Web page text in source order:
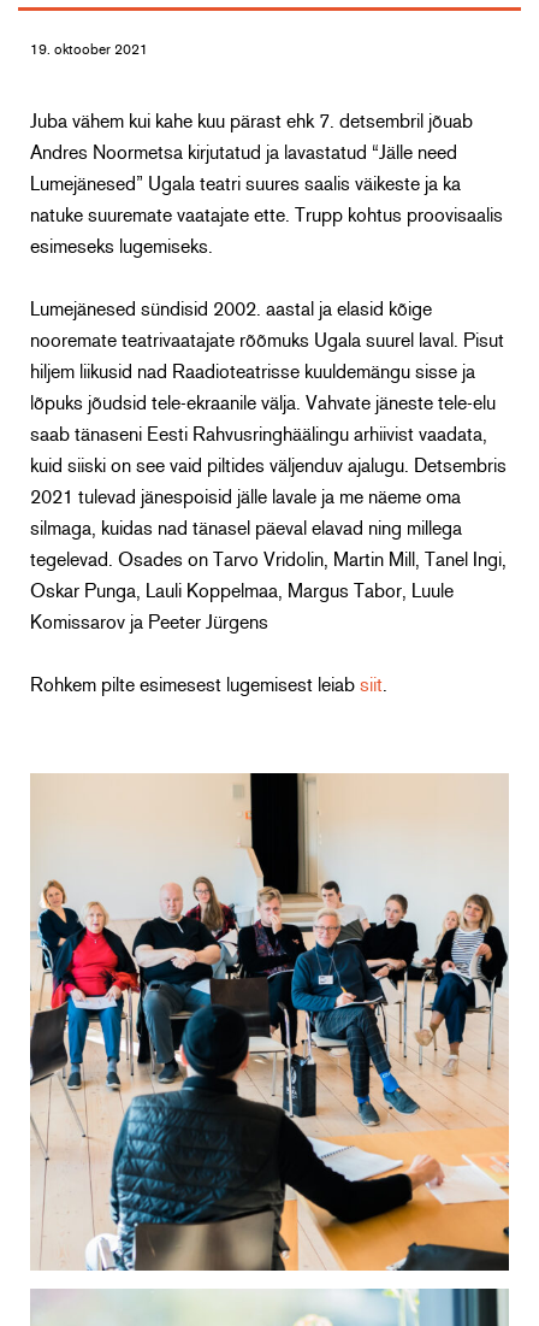
19. oktoober 2021
Juba vähem kui kahe kuu pärast ehk 7. detsembril jõuab
Andres Noormetsa kirjutatud ja lavastatud “Jälle need
Lumejänesed” Ugala teatri suures saalis väikeste ja ka
natuke suuremate vaatajate ette. Trupp kohtus proovisaalis
esimeseks lugemiseks.
Lumejänesed sündisid 2002. aastal ja elasid kõige
nooremate teatrivaatajate rõõmuks Ugala suurel laval. Pisut
hiljem liikusid nad Raadioteatrisse kuuldemängu sisse ja
lõpuks jõudsid tele-ekraanile välja. Vahvate jäneste tele-elu
saab tänaseni Eesti Rahvusringhäälingu arhiivist vaadata,
kuid siiski on see vaid piltides väljenduv ajalugu. Detsembris
2021 tulevad jänespoisid jälle lavale ja me näeme oma
silmaga, kuidas nad tänasel päeval elavad ning millega
tegelevad. Osades on Tarvo Vridolin, Martin Mill, Tanel Ingi,
Oskar Punga, Lauli Koppelmaa, Margus Tabor, Luule
Komissarov ja Peeter Jürgens
Rohkem pilte esimesest lugemisest leiab siit